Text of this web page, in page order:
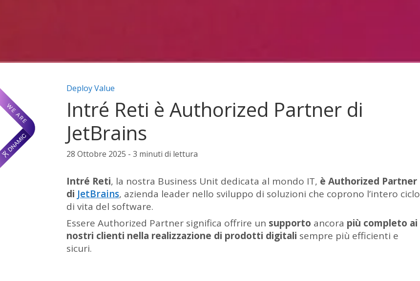
Categorie articolo:
Deploy Value
Intré Reti è Authorized Partner di
JetBrains
28 Ottobre 2025 - 3 minuti di lettura
Intré Reti, la nostra Business Unit dedicata al mondo IT, è Authorized Partner
di JetBrains, azienda leader nello sviluppo di soluzioni che coprono l’intero ciclo
di vita del software.
Essere Authorized Partner significa offrire un supporto ancora più completo ai
nostri clienti nella realizzazione di prodotti digitali sempre più efficienti e
sicuri.